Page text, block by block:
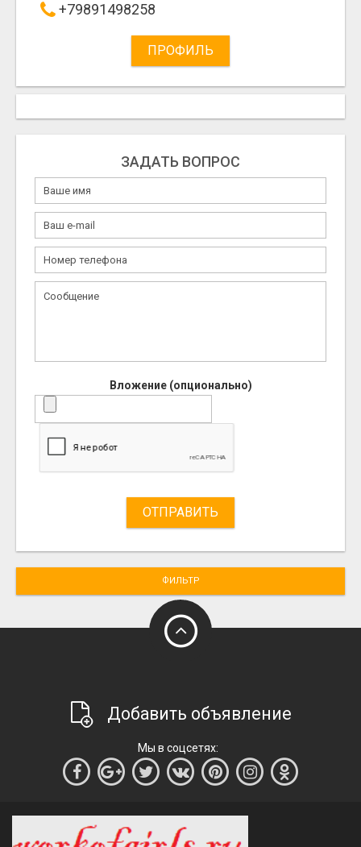
+79891498258
ПРОФИЛЬ
ЗАДАТЬ ВОПРОС
Вложение (опционально)
ОТПРАВИТЬ
ФИЛЬТР
Добавить объявление
Мы в соцсетях: